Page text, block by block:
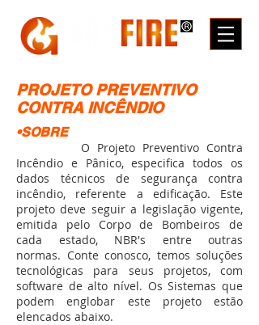
PROJETO PREVENTIVO
CONTRA INCÊNDIO
•SOBRE
O Projeto Preventivo Contra
Incêndio e Pânico, especifica todos os
dados técnicos de segurança contra
incêndio, referente a edificação. Este
projeto deve seguir a legislação vigente,
emitida pelo Corpo de Bombeiros de
cada estado, NBR's entre outras
normas. Conte conosco, temos soluções
tecnológicas para seus projetos, com
software de alto nível. Os Sistemas que
podem englobar este projeto estão
elencados abaixo.